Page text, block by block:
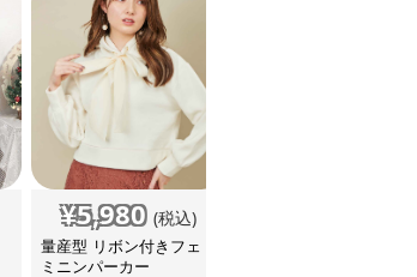
¥5,980 (税込)
量産型 リボン付きフェ
ミニンパーカー